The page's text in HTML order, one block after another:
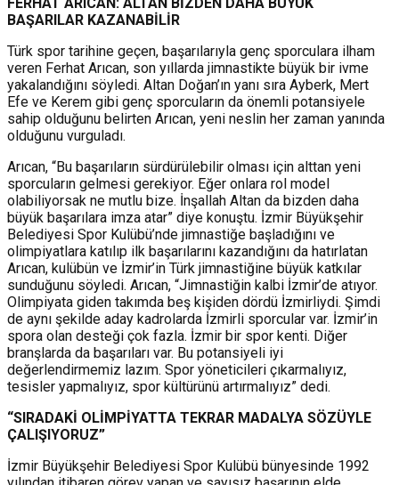
BAŞARILAR KAZANABİLİR
Türk spor tarihine geçen, başarılarıyla genç sporculara ilham
veren Ferhat Arıcan, son yıllarda jimnastikte büyük bir ivme
yakalandığını söyledi. Altan Doğan’ın yanı sıra Ayberk, Mert
Efe ve Kerem gibi genç sporcuların da önemli potansiyele
sahip olduğunu belirten Arıcan, yeni neslin her zaman yanında
olduğunu vurguladı.
Arıcan, “Bu başarıların sürdürülebilir olması için alttan yeni
sporcuların gelmesi gerekiyor. Eğer onlara rol model
olabiliyorsak ne mutlu bize. İnşallah Altan da bizden daha
büyük başarılara imza atar” diye konuştu. İzmir Büyükşehir
Belediyesi Spor Kulübü’nde jimnastiğe başladığını ve
olimpiyatlara katılıp ilk başarılarını kazandığını da hatırlatan
Arıcan, kulübün ve İzmir’in Türk jimnastiğine büyük katkılar
sunduğunu söyledi. Arıcan, “Jimnastiğin kalbi İzmir’de atıyor.
Olimpiyata giden takımda beş kişiden dördü İzmirliydi. Şimdi
de aynı şekilde aday kadrolarda İzmirli sporcular var. İzmir’in
spora olan desteği çok fazla. İzmir bir spor kenti. Diğer
branşlarda da başarıları var. Bu potansiyeli iyi
değerlendirmemiz lazım. Spor yöneticileri çıkarmalıyız,
tesisler yapmalıyız, spor kültürünü artırmalıyız” dedi.
“SIRADAKİ OLİMPİYATTA TEKRAR MADALYA SÖZÜYLE
ÇALIŞIYORUZ”
İzmir Büyükşehir Belediyesi Spor Kulübü bünyesinde 1992